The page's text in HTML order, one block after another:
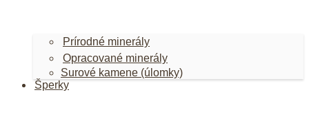
Prírodné minerály
Opracované minerály
Surové kamene (úlomky)
Šperky